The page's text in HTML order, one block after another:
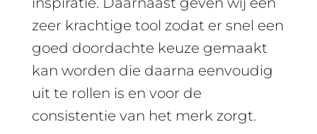
zeer krachtige tool zodat er snel een
goed doordachte keuze gemaakt
kan worden die daarna eenvoudig
uit te rollen is en voor de
consistentie van het merk zorgt.